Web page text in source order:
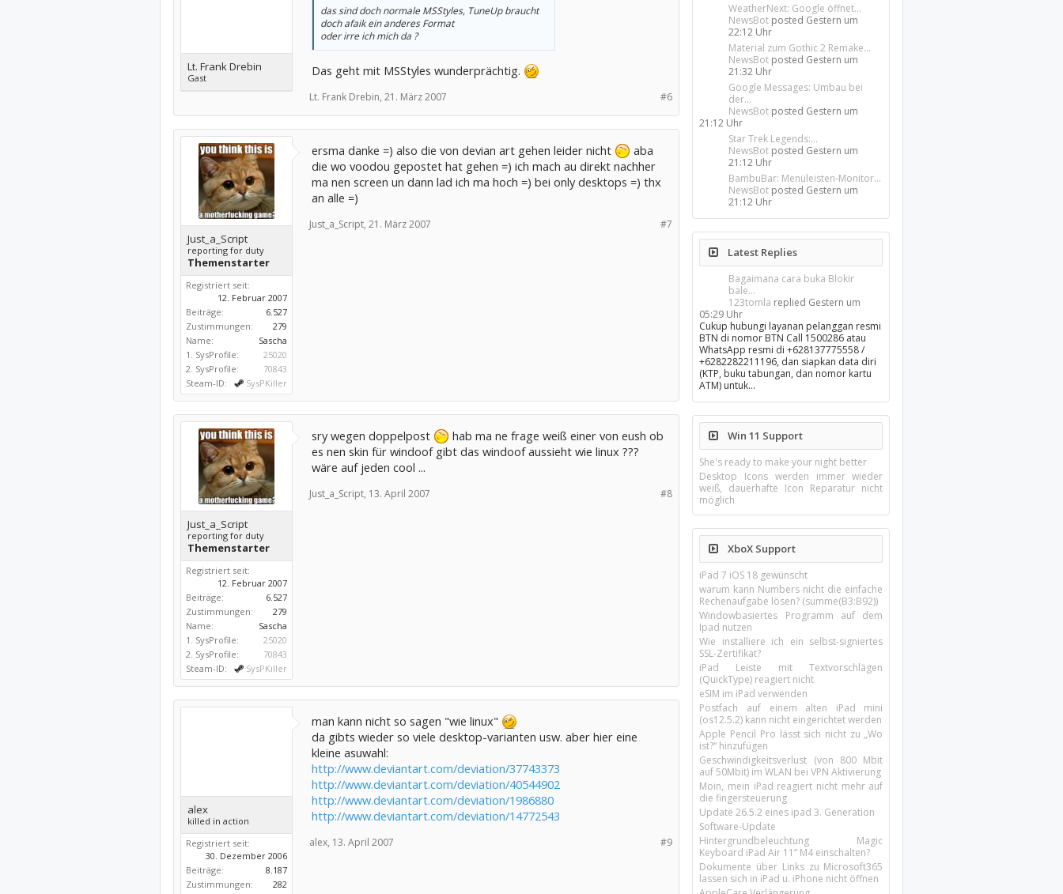
Lt. Frank Drebin
Gast
das sind doch normale MSStyles, TuneUp braucht
doch afaik ein anderes Format
oder irre ich mich da ?
Das geht mit MSStyles wunderprächtig.
#6
Lt. Frank Drebin, 21. März 2007
Just_a_Script
reporting for duty
Themenstarter
Registriert seit:
12. Februar 2007
Beiträge:
6.527
Zustimmungen:
279
Name:
Sascha
1. SysProfile:
25020
2. SysProfile:
70843
Steam-ID:
SysPKiller
ersma danke =) also die von devian art gehen leider nicht
aba
die wo voodou gepostet hat gehen =) ich mach au direkt nachher
ma nen screen un dann lad ich ma hoch =) bei only desktops =) thx
an alle =)
#7
Just_a_Script, 21. März 2007
Just_a_Script
reporting for duty
Themenstarter
Registriert seit:
12. Februar 2007
Beiträge:
6.527
Zustimmungen:
279
Name:
Sascha
1. SysProfile:
25020
2. SysProfile:
70843
Steam-ID:
SysPKiller
sry wegen doppelpost
hab ma ne frage weiß einer von eush ob
es nen skin für windoof gibt das windoof aussieht wie linux ???
wäre auf jeden cool ...
#8
Just_a_Script, 13. April 2007
alex
killed in action
Registriert seit:
30. Dezember 2006
Beiträge:
8.187
Zustimmungen:
282
man kann nicht so sagen "wie linux"
da gibts wieder so viele desktop-varianten usw. aber hier eine
kleine asuwahl:
http://www.deviantart.com/deviation/37743373
http://www.deviantart.com/deviation/40544902
http://www.deviantart.com/deviation/1986880
http://www.deviantart.com/deviation/14772543
#9
alex, 13. April 2007
WeatherNext: Google öffnet...
NewsBot posted Gestern um
22:12 Uhr
Material zum Gothic 2 Remake...
NewsBot posted Gestern um
21:32 Uhr
Google Messages: Umbau bei
der...
NewsBot posted Gestern um
21:12 Uhr
Star Trek Legends:...
NewsBot posted Gestern um
21:12 Uhr
BambuBar: Menüleisten-Monitor...
NewsBot posted Gestern um
21:12 Uhr
Latest Replies
Bagaimana cara buka Blokir
bale...
123tomla replied Gestern um
05:29 Uhr
Cukup hubungi layanan pelanggan resmi
BTN di nomor BTN Call 1500286 atau
WhatsApp resmi di +628137775558 /
+6282282211196, dan siapkan data diri
(KTP, buku tabungan, dan nomor kartu
ATM) untuk…
Win 11 Support
She's ready to make your night better
Desktop Icons werden immer wieder
weiß, dauerhafte Icon Reparatur nicht
möglich
XboX Support
iPad 7 iOS 18 gewünscht
warum kann Numbers nicht die einfache
Rechenaufgabe lösen? (summe(B3:B92))
Windowbasiertes Programm auf dem
Ipad nutzen
Wie installiere ich ein selbst-signiertes
SSL-Zertifikat?
iPad Leiste mit Textvorschlägen
(QuickType) reagiert nicht
eSIM im iPad verwenden
Postfach auf einem alten iPad mini
(os12.5.2) kann nicht eingerichtet werden
Apple Pencil Pro lässt sich nicht zu „Wo
ist?“ hinzufügen
Geschwindigkeitsverlust (von 800 Mbit
auf 50Mbit) im WLAN bei VPN Aktivierung
Moin, mein iPad reagiert nicht mehr auf
die fingersteuerung
Update 26.5.2 eines ipad 3. Generation
Software-Update
Hintergrundbeleuchtung Magic
Keyboard iPad Air 11’’ M4 einschalten?
Dokumente über Links zu Microsoft365
lassen sich in iPad u. iPhone nicht öffnen